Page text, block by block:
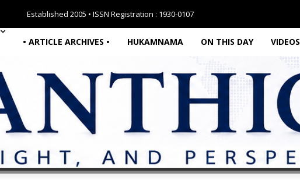
Established 2005 • ISSN Registration : 1930-0107
• ARTICLE ARCHIVES • HUKAMNAMA ON THIS DAY VIDEOS